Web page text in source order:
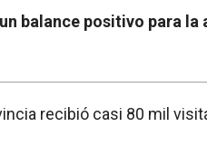
balance positivo para
recibió casi 80 mil